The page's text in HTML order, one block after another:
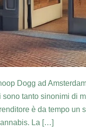
Dogg ad
tanto sinonimi di
è da tempo
La […]